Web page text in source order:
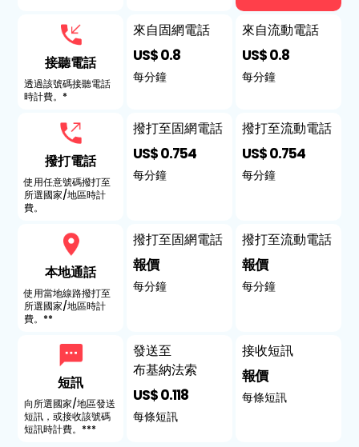
接聽電話
透過該號碼接聽電話
時計費。*
撥打電話
使用任意號碼撥打至
所選國家/地區時計
費。
本地通話
使用當地線路撥打至
所選國家/地區時計
費。**
短訊
向所選國家/地區發送
短訊，或接收該號碼
短訊時計費。***
來自固網電話
US$ 0.8
每分鐘
撥打至固網電話
US$ 0.754
每分鐘
撥打至固網電話
報價
每分鐘
發送至
布基納法索
US$ 0.118
每條短訊
來自流動電話
US$ 0.8
每分鐘
撥打至流動電話
US$ 0.754
每分鐘
撥打至流動電話
報價
每分鐘
接收短訊
報價
每條短訊